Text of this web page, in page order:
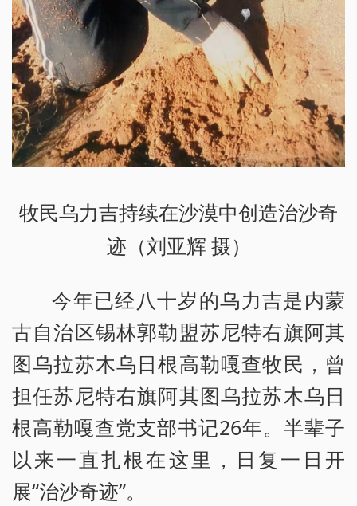
牧民乌力吉持续在沙漠中创造治沙奇
迹（刘亚辉 摄）
今年已经八十岁的乌力吉是内蒙
古自治区锡林郭勒盟苏尼特右旗阿其
图乌拉苏木乌日根高勒嘎查牧民，曾
担任苏尼特右旗阿其图乌拉苏木乌日
根高勒嘎查党支部书记26年。半辈子
以来一直扎根在这里，日复一日开
展“治沙奇迹”。